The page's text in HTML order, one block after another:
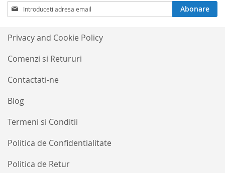
Termeni si Conditii
Politica de Confidentialitate
Politica de Retur
Privacy and Cookie Policy
Comenzi si Retururi
Contactati-ne
Blog
Inscrieti-
va
Buletinele
noastre
informative
Abonare